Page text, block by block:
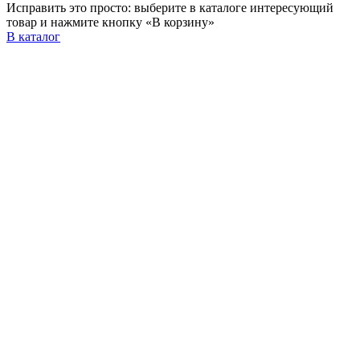
Исправить это просто: выберите в каталоге интересующий
товар и нажмите кнопку «В корзину»
В каталог